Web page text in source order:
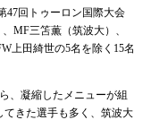
47回トゥーロン国際大会
MF三笘薫（筑波大）、
上田綺世の5名を除く15名
、凝縮したメニューが組
てきた選手も多く、筑波大